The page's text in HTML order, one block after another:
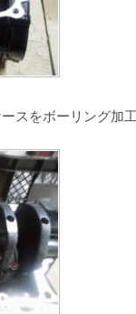
スをボーリング加